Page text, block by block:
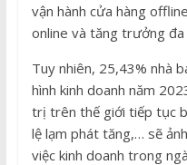
vận hành cửa hàng
online và tăng trưởng đa
Tuy nhiên, 25,43% nhà
hình kinh doanh năm
trị trên thế giới tiếp tục
lệ lạm phát tăng,… sẽ
việc kinh doanh trong